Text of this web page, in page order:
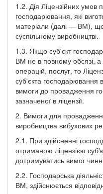
1.2. Дія Ліцензійних умов
господарювання, які
матеріали (далі — ВМ),
суспільному виробництві.
1.3. Якщо суб'єкт
ВМ не в повному обсязі, а
операцій, послуг, то
суб'єкта господарювання
вимоги до провадження
зазначеної в ліцензії.
2. Вимоги для
виробництва вибухових
2.1. При здійсненні
отриманою ліцензією
дотримуватись вимог
2.2. Господарська
ВМ, здійснюється